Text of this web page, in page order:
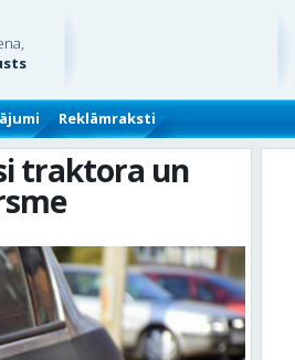
Reklāmraksti
traktora un